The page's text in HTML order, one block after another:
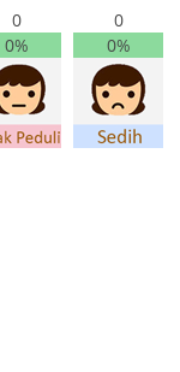
0
0%
0
0%